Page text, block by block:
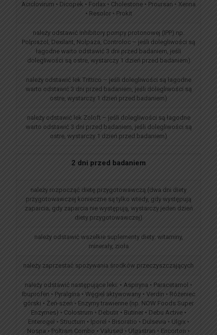
Aciclovirum • Dicopek • Forlax • Cholestone • Proursan • Xenna
• Resolor • Prokit
należy odstawić inhibitory pompy protonowej (IPP) np.
Polprazol, Dexilant, Nolpaza, Controloc – jeśli dolegliwości są
łagodne warto odstawić 3 dni przed badaniem, jeśli
dolegliwości są ostre, wystarczy 1 dzień przed badaniem)
należy odstawić lek Trittico – jeśli dolegliwości są łagodne
warto odstawić 3 dni przed badaniem, jeśli dolegliwości są
ostre, wystarczy 1 dzień przed badaniem)
należy odstawić lek Zoloft – jeśli dolegliwości są łagodne
warto odstawić 3 dni przed badaniem, jeśli dolegliwości są
ostre, wystarczy 1 dzień przed badaniem)
2 dni przed badaniem
należy rozpocząć dietę przygotowawczą (dwa dni diety
przygotowawczej konieczne są tylko wtedy, gdy występują
zaparcia; gdy zaparcia nie występują, wystarczy jeden dzień
diety przygotowawczej)
należy odstawić wszelkie suplementy diety: witaminy,
minerały, zioła
należy zaprzestać spożywania środków przeczyszczających
należy odstawić następujące leki: • Aspiryna • Paracetamol •
Ibuprofen • Pyralgina • Węgiel aktywowany • Verdin • Różeniec
górski • Żeń-szeń • Enzymy trawienne (np. NOW Foods Super
Enzymes) • Colostrum • Debutir • Butiner • Debu Active •
Enterogel • Structum • Iporel • Bisoratio • Dulsevia • Ulgix •
Nospa • Poltram Combo • Valused • Ulgastran • Encorton •